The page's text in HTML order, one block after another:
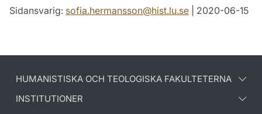
Sidansvarig: sofia.hermansson@hist.lu.se | 2020-06-15
HUMANISTISKA OCH TEOLOGISKA FAKULTETERNA
INSTITUTIONER